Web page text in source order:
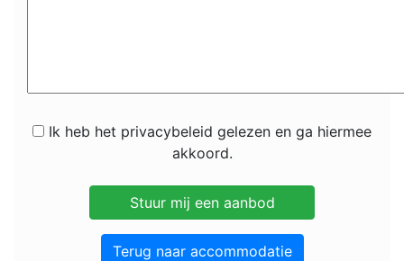
Ik heb het privacybeleid gelezen en ga hiermee
akkoord.
Terug naar accommodatie